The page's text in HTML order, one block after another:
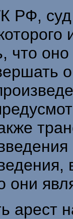
РФ,
что
они
арест